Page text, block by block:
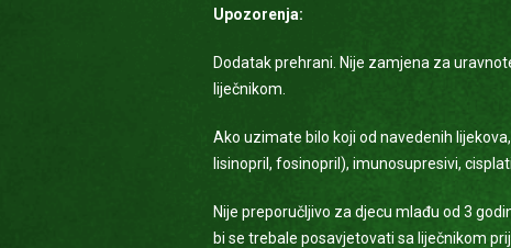
Upozorenja:
Dodatak prehrani. Nije zamjena za
liječnikom.
Ako uzimate bilo koji od navedenih
lisinopril, fosinopril), imunosupresivi,
Nije preporučljivo za djecu mlađu od 3
bi se trebale posavjetovati sa liječnikom